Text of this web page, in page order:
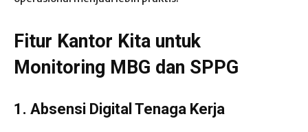
Fitur Kantor Kita untuk
Monitoring MBG dan SPPG
1. Absensi Digital Tenaga Kerja